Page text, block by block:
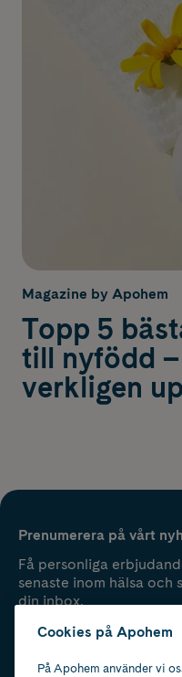
Magazine by Apohem
Topp 5
till nyfödd
verkligen
Prenumerera på vårt
Få personliga
senaste inom hälsa och
din inbox.
Cookies på Apohem
På Apohem använder vi